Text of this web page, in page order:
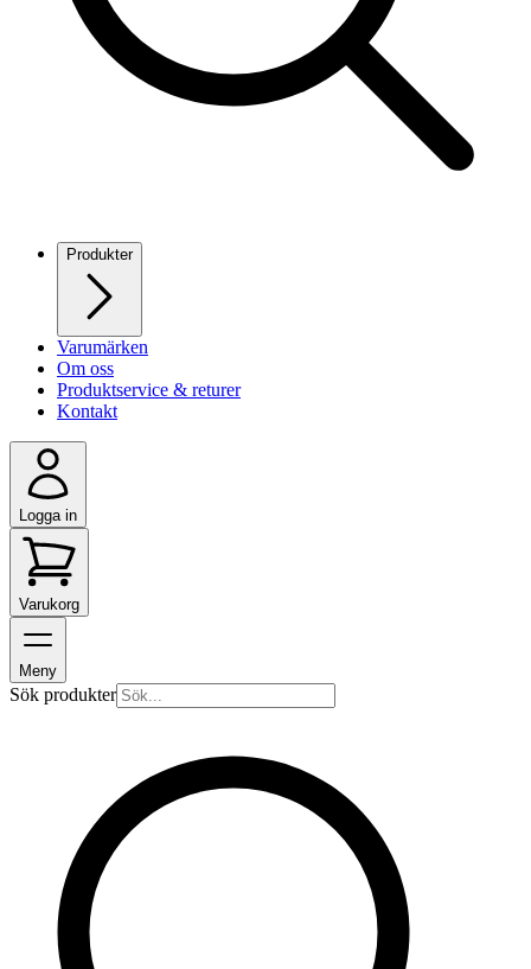
Produkter
Varumärken
Om oss
Produktservice & returer
Kontakt
Logga in
Varukorg
Meny
Sök produkter